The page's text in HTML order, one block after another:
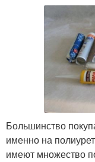
Большинство
именно на
имеют множество